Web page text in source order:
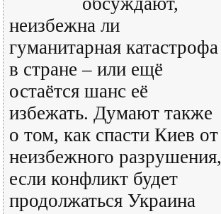
неизбежна ли
гуманитарная катастрофа
в стране – или ещё
остаётся шанс её
избежать. Думают также
о том, как спасти Киев от
неизбежного разрушения,
если конфликт будет
продолжаться Украина